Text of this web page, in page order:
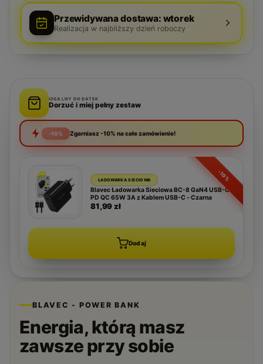
Przewidywana dostawa: wtorek
Realizacja w najbliższy dzień roboczy
IDEALNY DODATEK
Dorzuć i miej pełny zestaw
-10% Zgarniasz -10% na całe zamówienie!
-10%
ŁADOWARKA SIECIOWA
Blavec Ładowarka Sieciowa BC-8 GaN4 USB-C
PD QC 65W 3A z Kablem USB-C - Czarna
81,99 zł
Dodaj
BLAVEC - POWER BANK
Energia, którą masz
zawsze przy sobie